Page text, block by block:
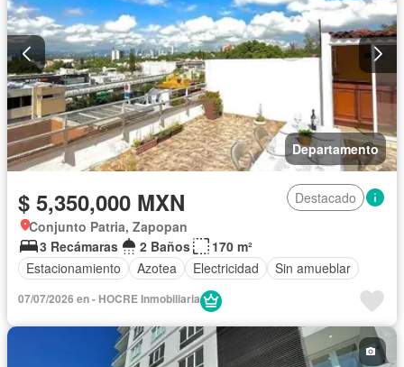
Departamento
$ 5,350,000 MXN
Destacado
Conjunto Patria, Zapopan
3 Recámaras
2 Baños
170 m²
Estacionamiento
Azotea Electricidad Sin amueblar
07/07/2026 en - HOCRE Inmobiliaria